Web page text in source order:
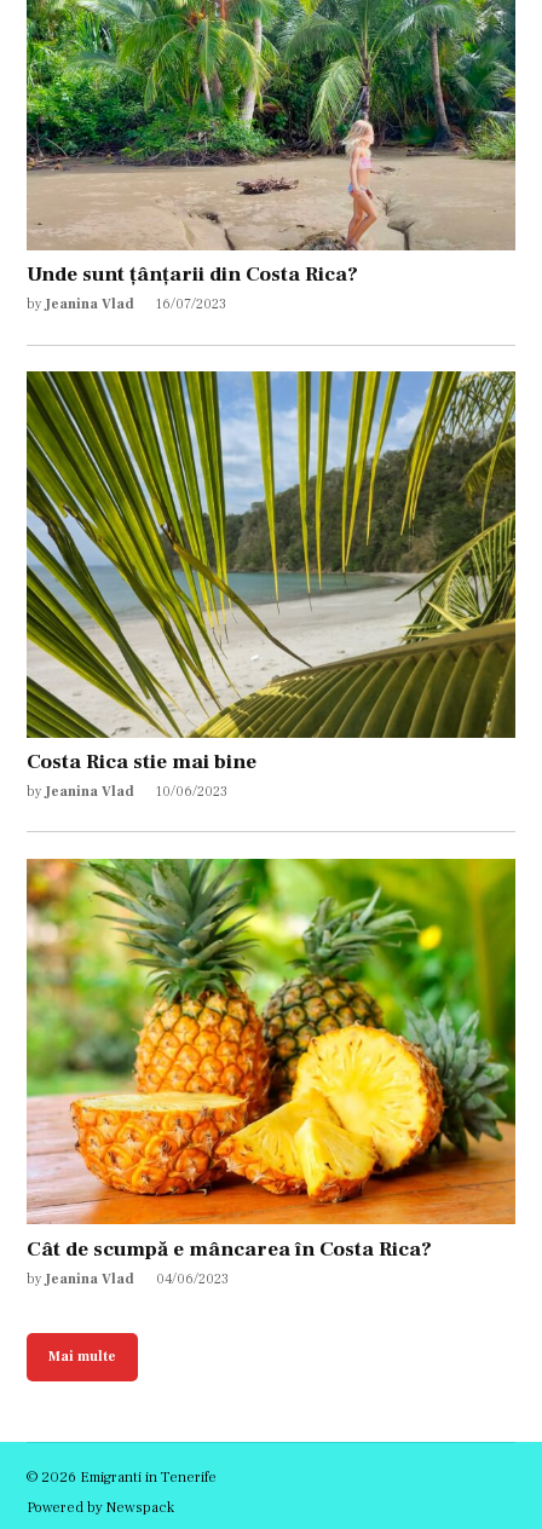
Unde sunt țânțarii din Costa Rica?
by Jeanina Vlad 16/07/2023
Costa Rica stie mai bine
by Jeanina Vlad 10/06/2023
Cât de scumpă e mâncarea în Costa Rica?
by Jeanina Vlad 04/06/2023
Mai multe
© 2026 Emigranti in Tenerife
Powered by Newspack